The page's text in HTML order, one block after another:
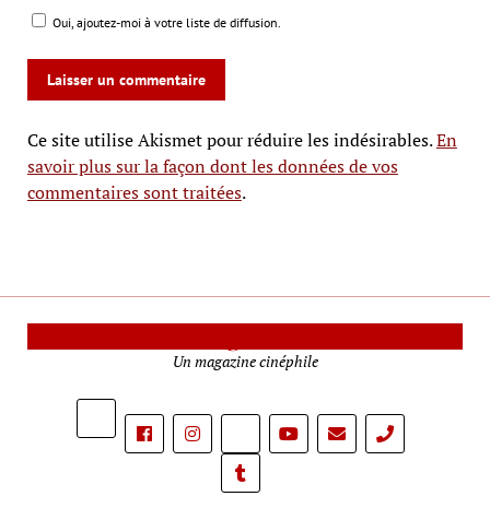
Oui, ajoutez-moi à votre liste de diffusion.
Ce site utilise Akismet pour réduire les indésirables.En
savoir plus sur la façon dont les données de vos
commentaires sont traitées.
Un magazine cinéphile
phone